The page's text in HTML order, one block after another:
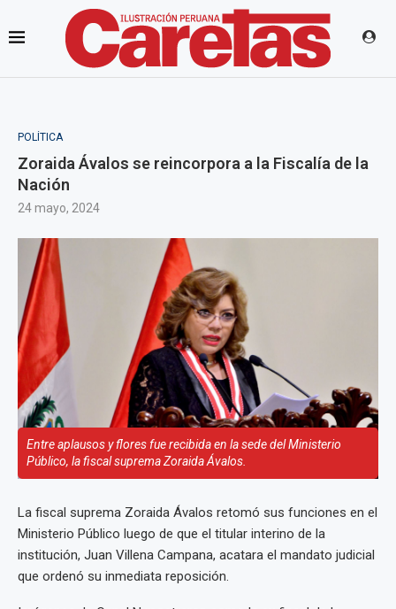
POLÍTICA
Zoraida Ávalos se reincorpora a la Fiscalía de la
Nación
24 mayo, 2024
Entre aplausos y flores fue recibida en la sede del Ministerio
Público, la fiscal suprema Zoraida Ávalos.
La fiscal suprema Zoraida Ávalos retomó sus funciones en el
Ministerio Público luego de que el titular interino de la
institución, Juan Villena Campana, acatara el mandato judicial
que ordenó su inmediata reposición.